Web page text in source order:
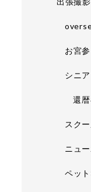
お宮
シニ
還
スク
ニュ
ペッ